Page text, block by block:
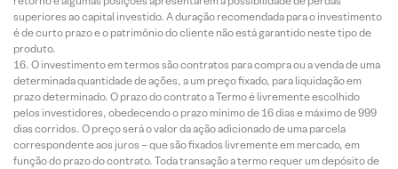
superiores ao capital investido. A duração recomendada para o investimento
é de curto prazo e o patrimônio do cliente não está garantido neste tipo de
produto.
O investimento em termos são contratos para compra ou a venda de uma
determinada quantidade de ações, a um preço fixado, para liquidação em
prazo determinado. O prazo do contrato a Termo é livremente escolhido
pelos investidores, obedecendo o prazo mínimo de 16 dias e máximo de 999
dias corridos. O preço será o valor da ação adicionado de uma parcela
correspondente aos juros – que são fixados livremente em mercado, em
função do prazo do contrato. Toda transação a termo requer um depósito de